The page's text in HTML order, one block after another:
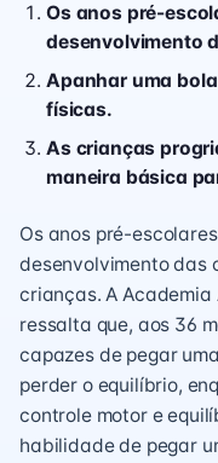
Os anos pré-
desenvolvimento
Apanhar uma
físicas.
As crianças
maneira básica
Os anos pré-
desenvolvimento das
crianças. A Academia
ressalta que, aos 36
capazes de pegar
perder o equilíbrio,
controle motor e
habilidade de pegar